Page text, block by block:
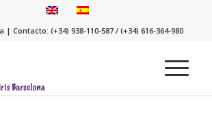
Contacto: (+34) 938-110-587 / (+34) 616-364-980